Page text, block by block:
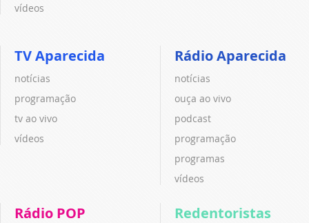
vídeos
TV Aparecida
notícias
programação
tv ao vivo
vídeos
Rádio Aparecida
notícias
ouça ao vivo
podcast
programação
programas
vídeos
Rádio POP Redentoristas